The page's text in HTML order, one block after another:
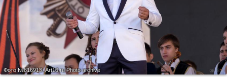
Фото №816913.Art16.ru Photo archive